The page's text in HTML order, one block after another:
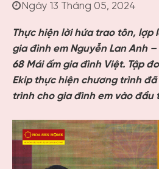
Ngày 13 Tháng 05, 2024
Thực hiện lời hứa trao tôn, lợp
gia đình em Nguyễn Lan Anh
68 Mái ấm gia đình Việt. Tập
Ekip thực hiện chương trình
trình cho gia đình em vào đầu